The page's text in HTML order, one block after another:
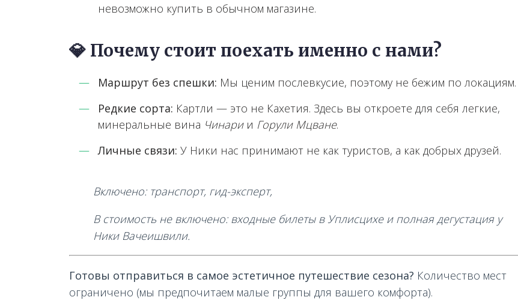
невозможно купить в обычном магазине.
💎 Почему стоит поехать именно с нами?
Маршрут без спешки: Мы ценим послевкусие, поэтому не бежим по локациям.
Редкие сорта: Картли — это не Кахетия. Здесь вы откроете для себя легкие,
минеральные вина Чинарии Горули Мцване.
Личные связи: У Ники нас принимают не как туристов, а как добрых друзей.
Включено: транспорт, гид-эксперт,
В стоимость не включено: входные билеты в Уплисцихе и полная дегустация у
Ники Вачеишвили.
Готовы отправиться в самое эстетичное путешествие сезона? Количество мест
ограничено (мы предпочитаем малые группы для вашего комфорта).